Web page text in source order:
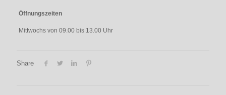
Öffnungszeiten
Mittwochs von 09.00 bis 13.00 Uhr
Share